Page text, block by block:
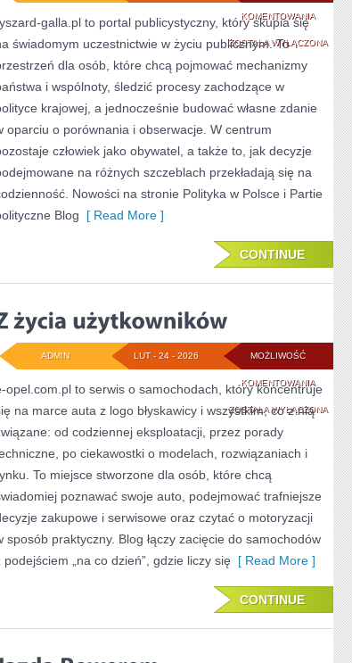
KOMENTOWANIAUNIJNE
ZOSTAŁA WYŁĄCZONA
galla.pl to portal publicystyczny, który skupia się
świadomym uczestnictwie w życiu publicznym. To
dla osób, które chcą pojmować mechanizmy
i wspólnoty, śledzić procesy zachodzące w
krajowej, a jednocześnie budować własne zdanie
oparciu o porównania i obserwacje. W centrum
człowiek jako obywatel, a także to, jak decyzje
na różnych szczeblach przekładają się na
Nowości na stronie Polityka w Polsce i Partie
Blog [ Read More ]
CONTINUE
MOŻLIWOŚĆ
KOMENTOWANIAZ
ŻYCIA
ZOSTAŁA WYŁĄCZONA
LUT - 24 - 2026
ADMIN
opel.com.pl to serwis o samochodach, który koncentruje
na marce auta z logo błyskawicy i wszystkim, co z nią
od codziennej eksploatacji, przez porady
po ciekawostki o modelach, rozwiązaniach i
To miejsce stworzone dla osób, które chcą
poznawać swoje auto, podejmować trafniejsze
zakupowe i serwisowe oraz czytać o motoryzacji
sposób praktyczny. Blog łączy zacięcie do samochodów
podejściem „na co dzień”, gdzie liczy się [ Read More ]
CONTINUE